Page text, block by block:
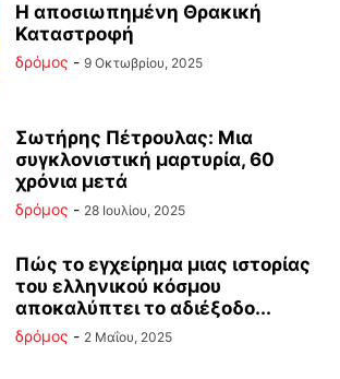
Η αποσιωπημένη Θρακική
Καταστροφή
δρόμος - 9 Οκτωβρίου, 2025
Σωτήρης Πέτρουλας: Μια
συγκλονιστική μαρτυρία, 60
χρόνια μετά
δρόμος - 28 Ιουλίου, 2025
Πώς το εγχείρημα μιας ιστορίας
του ελληνικού κόσμου
αποκαλύπτει το αδιέξοδο...
δρόμος - 2 Μαΐου, 2025